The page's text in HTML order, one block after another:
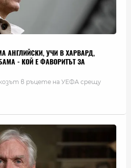
АНГЛИЙСКИ, УЧИ В ХАРВАРД,
- КОЙ Е ФАВОРИТЪТ ЗА
в ръцете на УЕФА срещу